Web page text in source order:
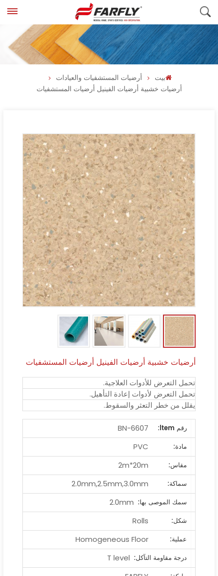
بيت
أرضيات المستشفيات والعيادات
أرضيات خشبية أرضيات الفينيل أرضيات المستشفيات
أرضيات خشبية أرضيات الفينيل أرضيات المستشفيات
تحمل التعرض للأدوات العلاجية.
تحمل التعرض لأدوات إعادة التأهيل.
يقلل من خطر التعثر والسقوط.
رقم ltem:
BN-6607
مادة:
PVC
مقاس:
2m*20m
سماكة:
2.0mm,2.5mm,3.0mm
سمك الموصى بها: 2.0mm
شكل:
Rolls
عملية:
Homogeneous Floor
درجة مقاومة التآكل: T level